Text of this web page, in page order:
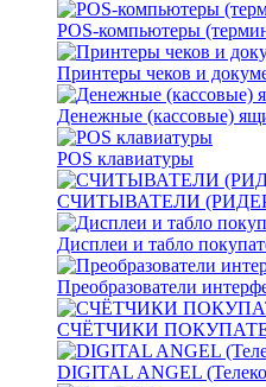
POS-компьютеры
Принтеры чеков и
Денежные (кассовые)
POS клавиатуры
СЧИТЫВАТЕЛИ
Дисплеи и табло
Преобразователи
СЧЁТЧИКИ
DIGITAL ANGEL